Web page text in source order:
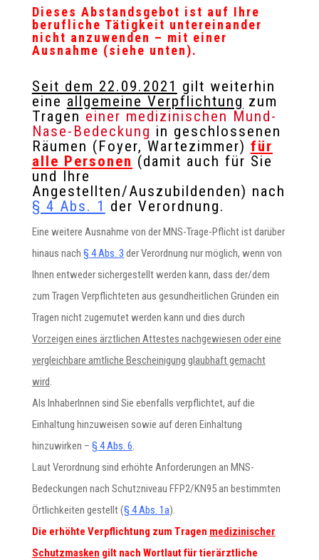
Dieses Abstandsgebot ist auf Ihre
berufliche Tätigkeit untereinander
nicht anzuwenden – mit einer
Ausnahme (siehe unten).
Seit dem 22.09.2021 gilt weiterhin
eine allgemeine Verpflichtung zum
Tragen einer medizinischen Mund-
Nase-Bedeckung in geschlossenen
Räumen (Foyer, Wartezimmer) für
alle Personen (damit auch für Sie
und Ihre
Angestellten/Auszubildenden) nach
§ 4 Abs. 1 der Verordnung.
Eine weitere Ausnahme von der MNS-Trage-Pflicht ist darüber
hinaus nach § 4 Abs. 3 der Verordnung nur möglich, wenn von
Ihnen entweder sichergestellt werden kann, dass der/dem
zum Tragen Verpflichteten aus gesundheitlichen Gründen ein
Tragen nicht zugemutet werden kann und dies durch
Vorzeigen eines ärztlichen Attestes nachgewiesen oder eine
vergleichbare amtliche Bescheinigung glaubhaft gemacht
wird.
Als InhaberInnen sind Sie ebenfalls verpflichtet, auf die
Einhaltung hinzuweisen sowie auf deren Einhaltung
hinzuwirken – § 4 Abs. 6.
Laut Verordnung sind erhöhte Anforderungen an MNS-
Bedeckungen nach Schutzniveau FFP2/KN95 an bestimmten
Örtlichkeiten gestellt (§ 4 Abs. 1a).
Die erhöhte Verpflichtung zum Tragen medizinischer
Schutzmasken gilt nach Wortlaut für tierärztliche